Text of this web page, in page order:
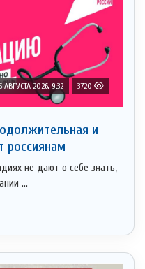
АВГУСТА 2026, 9:32 3720
и
россиянам
не дают о себе знать,
...